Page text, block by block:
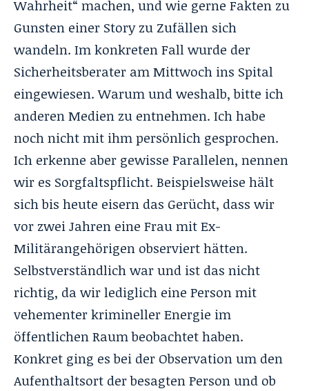
Wahrheit“ machen, und wie gerne Fakten zu
Gunsten einer Story zu Zufällen sich
wandeln. Im konkreten Fall wurde der
Sicherheitsberater am Mittwoch ins Spital
eingewiesen. Warum und weshalb, bitte ich
anderen Medien zu entnehmen. Ich habe
noch nicht mit ihm persönlich gesprochen.
Ich erkenne aber gewisse Parallelen, nennen
wir es Sorgfaltspflicht. Beispielsweise hält
sich bis heute eisern das Gerücht, dass wir
vor zwei Jahren eine Frau mit Ex-
Militärangehörigen observiert hätten.
Selbstverständlich war und ist das nicht
richtig, da wir lediglich eine Person mit
vehementer krimineller Energie im
öffentlichen Raum beobachtet haben.
Konkret ging es bei der Observation um den
Aufenthaltsort der besagten Person und ob